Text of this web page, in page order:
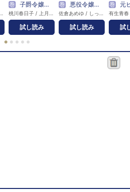
巻 子爵令嬢と誘惑の夜会【新装版】
試し読み
巻 悪役令嬢はダンスがしたい 【単話版】
試し読み
巻 元ヒロイン、
有生青春
試
● ● ● ● ●